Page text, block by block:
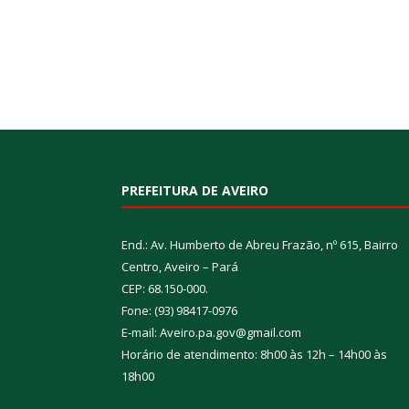
PREFEITURA DE AVEIRO
End.: Av. Humberto de Abreu Frazão, nº 615, Bairro
Centro, Aveiro – Pará
CEP: 68.150-000.
Fone: (93) 98417-0976
E-mail: Aveiro.pa.gov@gmail.com
Horário de atendimento: 8h00 às 12h – 14h00 às
18h00